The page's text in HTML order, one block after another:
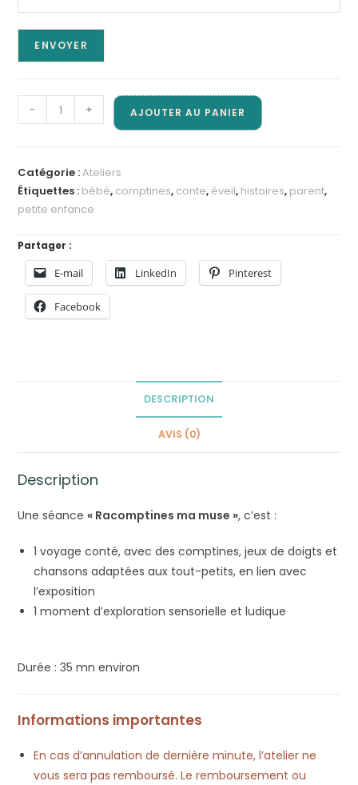
ENVOYER
quantité
de
séance
"Racomptines
ma
|
0-
Ans
- + AJOUTER AU PANIER
Catégorie :Ateliers
Étiquettes : bébé, comptines, conte, éveil, histoires, parent,
petite enfance
Partager :
E-mail LinkedIn Pinterest
Facebook
DESCRIPTION
AVIS (0)
Description
Une séance« Racomptines ma muse », c’est :
1 voyage conté, avec des comptines, jeux de doigts et
chansons adaptées aux tout-petits, en lien avec
l’exposition
1 moment d’exploration sensorielle et ludique
Durée : 35 mn environ
Informations importantes
En cas d’annulation de dernière minute, l’atelier ne
vous sera pas remboursé. Le remboursement ou